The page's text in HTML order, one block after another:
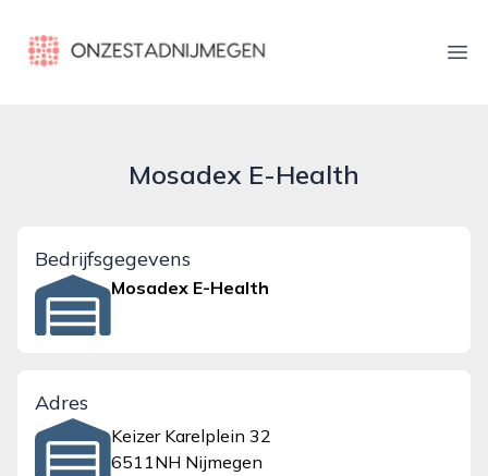
onzestadnijmegen.nl
Mosadex E-Health
Bedrijfsgegevens
Mosadex E-Health
Adres
Keizer Karelplein 32
6511NH Nijmegen